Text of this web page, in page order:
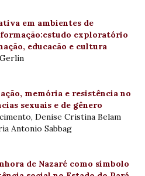
em ambientes de
exploratório
educacão e cultura
memória e resistência no
sexuais e de gênero
Denise Cristina Belam
Antonio Sabbag
de Nazaré como símbolo